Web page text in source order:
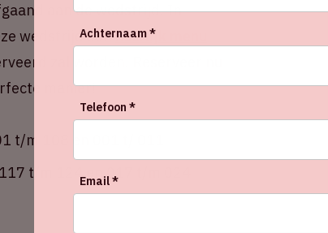
aan de wedstrijd. In
wedstrijd eenheerlijk menu
zal worden. Reserveer nu
manier!
t/m 108 en 001 t/ 011
t/m 124 en 017 t/m 024
Achternaam *
Telefoon *
Email *